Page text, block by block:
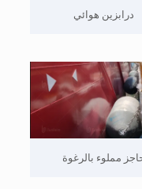
درابزين هوائي
مملوء بالرغوة